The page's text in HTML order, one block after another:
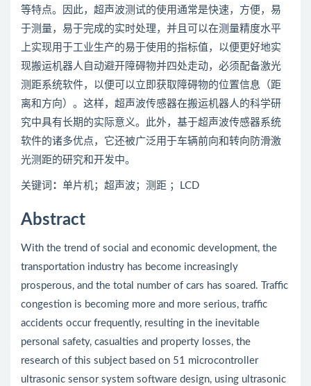
等特点。因此，超声波测试的使用通常是快速，方便，易
于测量，易于完成的实时处理，并且可以在测量精度水平
上实现用于工业生产的易于使用的指标值，以便更好地实
现搬运机器人自动避开障碍物并四处走动，必须配备激光
测距系统软件，以便可以立即获取障碍物的位置信息（距
离和方向）。这样，超声波传感器在搬运机器人的科学研
究中具有长期的实际意义。此外，基于超声波传感器系统
软件的诸多优点，它还被广泛用于车辆前向和转向防滑激
光测距的研究和开发中。
关键词 ： 单片机；超声波；测距 ；LCD
Abstract
With the trend of social and economic development, the
transportation industry has become increasingly
prosperous, and the total number of cars has soared. Traffic
congestion is becoming more and more serious, traffic
accidents occur frequently, resulting in the inevitable
personal safety, casualties and property losses, the
research of this subject based on 51 microcontroller
ultrasonic sensor system software design, using ultrasonic